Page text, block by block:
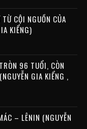
CỘI NGUỒN CỦA
KIỂNG)
96 TUỔI, CÒN
GIA KIỂNG ,
– LÊNIN (NGUYỄN